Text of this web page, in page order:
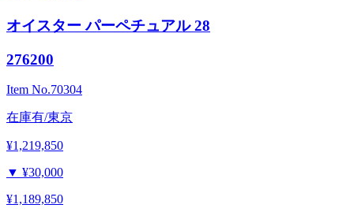
オイスター パーペチュアル 28
276200
Item No.70304
在庫有/東京
¥1,219,850
▼ ¥30,000
¥1,189,850